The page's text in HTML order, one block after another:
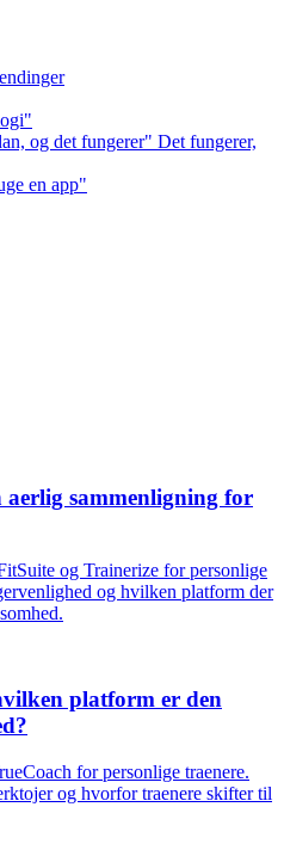
og det fungerer" Det fungerer,
en app"
aerlig sammenligning for
og Trainerize for personlige
og hvilken platform der
platform er den
for personlige traenere.
og hvorfor traenere skifter til